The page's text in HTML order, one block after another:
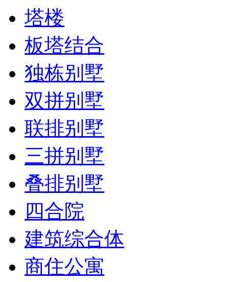
塔楼
板塔结合
独栋别墅
双拼别墅
联排别墅
三拼别墅
叠排别墅
四合院
建筑综合体
商住公寓